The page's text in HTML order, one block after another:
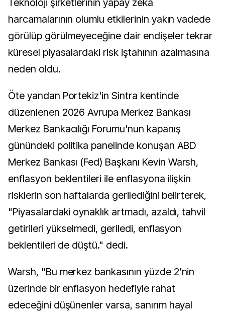
Teknoloji şirketlerinin yapay zeka
harcamalarının olumlu etkilerinin yakın vadede
görülüp görülmeyeceğine dair endişeler tekrar
küresel piyasalardaki risk iştahının azalmasına
neden oldu.
Öte yandan Portekiz'in Sintra kentinde
düzenlenen 2026 Avrupa Merkez Bankası
Merkez Bankacılığı Forumu'nun kapanış
günündeki politika panelinde konuşan ABD
Merkez Bankası (Fed) Başkanı Kevin Warsh,
enflasyon beklentileri ile enflasyona ilişkin
risklerin son haftalarda gerilediğini belirterek,
"Piyasalardaki oynaklık artmadı, azaldı, tahvil
getirileri yükselmedi, geriledi, enflasyon
beklentileri de düştü." dedi.
Warsh, "Bu merkez bankasının yüzde 2’nin
üzerinde bir enflasyon hedefiyle rahat
edeceğini düşünenler varsa, sanırım hayal